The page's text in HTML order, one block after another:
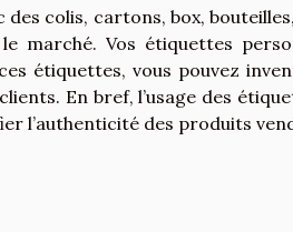
des colis, cartons, box,
marché. Vos étiquettes
étiquettes, vous pouvez
En bref, l’usage des
l’authenticité des produits